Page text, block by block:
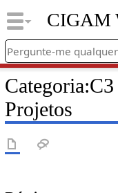
CIGAM
Categoria:
Projetos